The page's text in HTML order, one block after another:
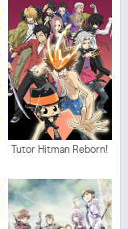
Tutor Hitman Reborn!